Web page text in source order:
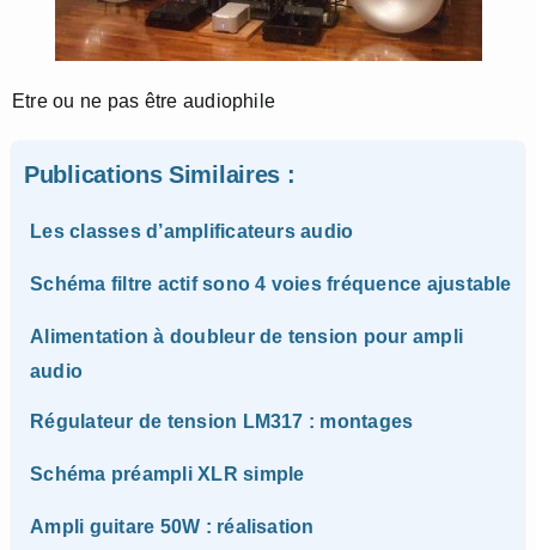
Etre ou ne pas être audiophile
Publications Similaires :
Les classes d’amplificateurs audio
Schéma filtre actif sono 4 voies fréquence ajustable
Alimentation à doubleur de tension pour ampli
audio
Régulateur de tension LM317 : montages
Schéma préampli XLR simple
Ampli guitare 50W : réalisation